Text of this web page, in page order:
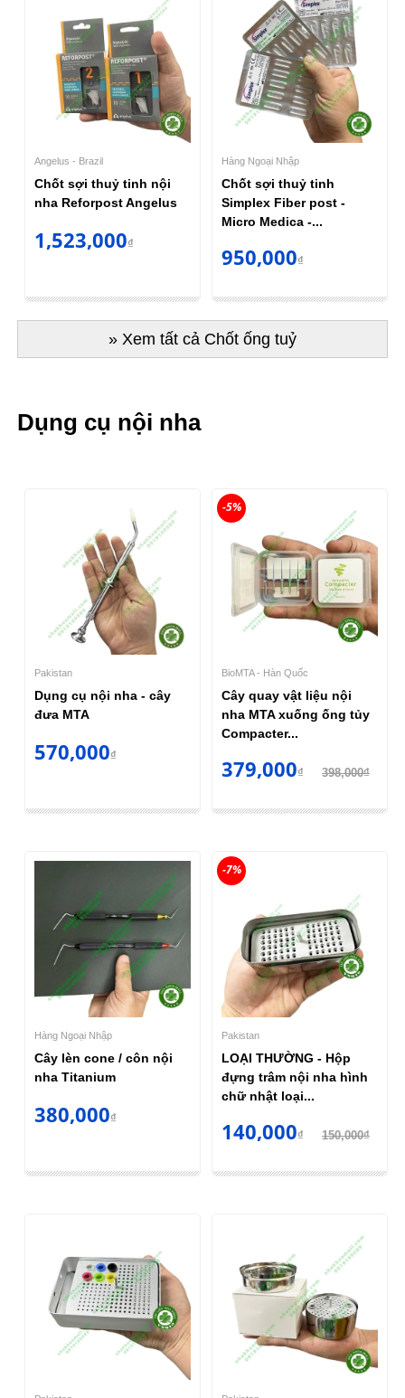
Angelus - Brazil
Chốt sợi thuỷ tinh nội
nha Reforpost Angelus
1,523,000₫
Hàng Ngoại Nhập
Chốt sợi thuỷ tinh
Simplex Fiber post -
Micro Medica -...
950,000₫
» Xem tất cả Chốt ống tuỷ
Dụng cụ nội nha
Pakistan
Dụng cụ nội nha - cây
đưa MTA
570,000₫
BioMTA - Hàn Quốc
Cây quay vật liệu nội
nha MTA xuống ống tủy
Compacter...
379,000₫ 398,000₫
-5%
Hàng Ngoại Nhập
Cây lèn cone / côn nội
nha Titanium
380,000₫
Pakistan
LOẠI THƯỜNG - Hộp
đựng trâm nội nha hình
chữ nhật loại...
140,000₫ 150,000₫
-7%